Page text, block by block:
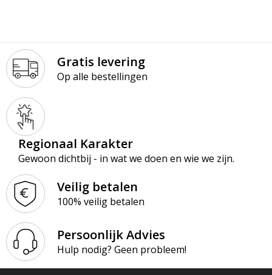
Gratis levering
Op alle bestellingen
Regionaal Karakter
Gewoon dichtbij - in wat we doen en wie we zijn.
Veilig betalen
100% veilig betalen
Persoonlijk Advies
Hulp nodig? Geen probleem!